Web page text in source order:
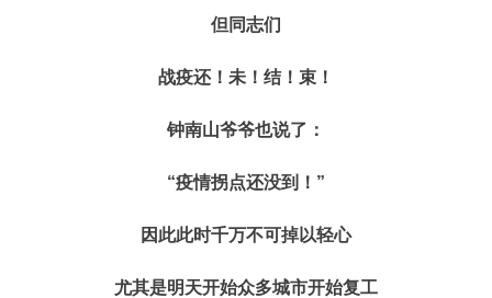
但同志们
战疫还！未！结！束！
钟南山爷爷也说了：
“疫情拐点还没到！”
因此此时千万不可掉以轻心
尤其是明天开始众多城市开始复工